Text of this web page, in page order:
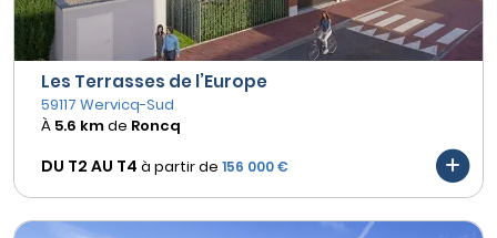
Les Terrasses de l’Europe
59117 Wervicq-Sud
À 5.6 kmde Roncq
DU T2 AU T4 à partir de 156 000 €